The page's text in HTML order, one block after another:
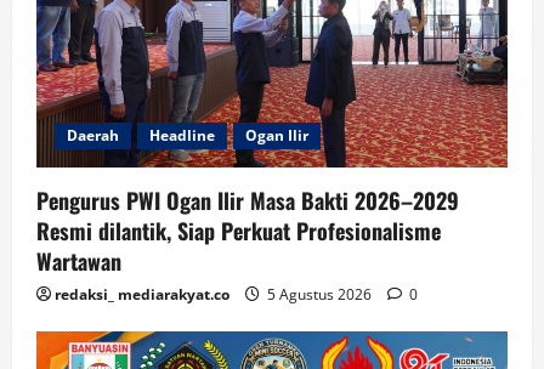
Daerah Headline Ogan Ilir
Pengurus PWI Ogan Ilir Masa Bakti 2026–2029
Resmi dilantik, Siap Perkuat Profesionalisme
Wartawan
redaksi_ mediarakyat.co 5 Agustus 2026 0